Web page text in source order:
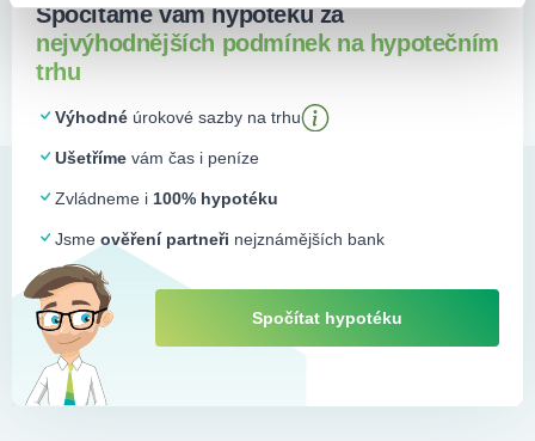
Spočítáme vám hypotéku za
nejvýhodnějších podmínek na hypotečním
trhu
Výhodné úrokové sazby na trhu
Ušetříme vám čas i peníze
Zvládneme i 100% hypotéku
Jsme ověření partneři nejznámějších bank
Spočítat hypotéku